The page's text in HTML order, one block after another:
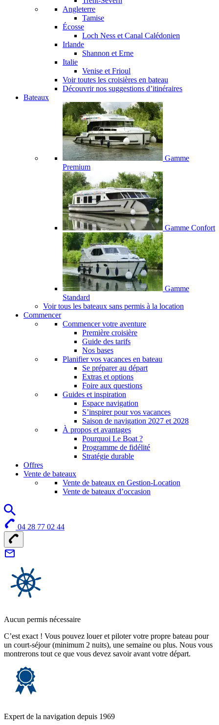
Angleterre
Tamise
Écosse
Loch Ness et Canal Calédonien
Irlande
Shannon et Erne
Italie
Venise et Frioul
Voir toutes les croisières en bateau
Découvrir nos suggestions d’itinéraires
Bateaux
Gamme
Premium
Gamme Confort
Gamme
Standard
Voir tous les bateaux sans permis à la location
Commencer
Commencer votre aventure
Première croisière
Guide des tarifs
Nos bases
Planifier vos vacances en bateau
Se préparer au départ
Extras et options
Foire aux questions
Guides et inspiration
Espace navigation
S’inspirer pour vos vacances
Saison de navigation 2027 et 2028
À propos et avantages
Pourquoi Le Boat ?
Programme de fidélité
Stratégie durable
Offres
Vente de bateaux
Vente de bateaux en Gestion-Location
Vente de bateaux d’occasion
04 28 77 02 44
Aucun permis nécessaire
C’est exact ! Vous pouvez louer et piloter votre propre bateau pour
un court-séjour (minimum 2 nuits), une semaine ou plus. Nous vous
montrerons tout ce que vous devez savoir avant votre départ.
Expert de la navigation depuis 1969